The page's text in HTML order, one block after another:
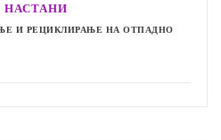
НА ОТПАДНО